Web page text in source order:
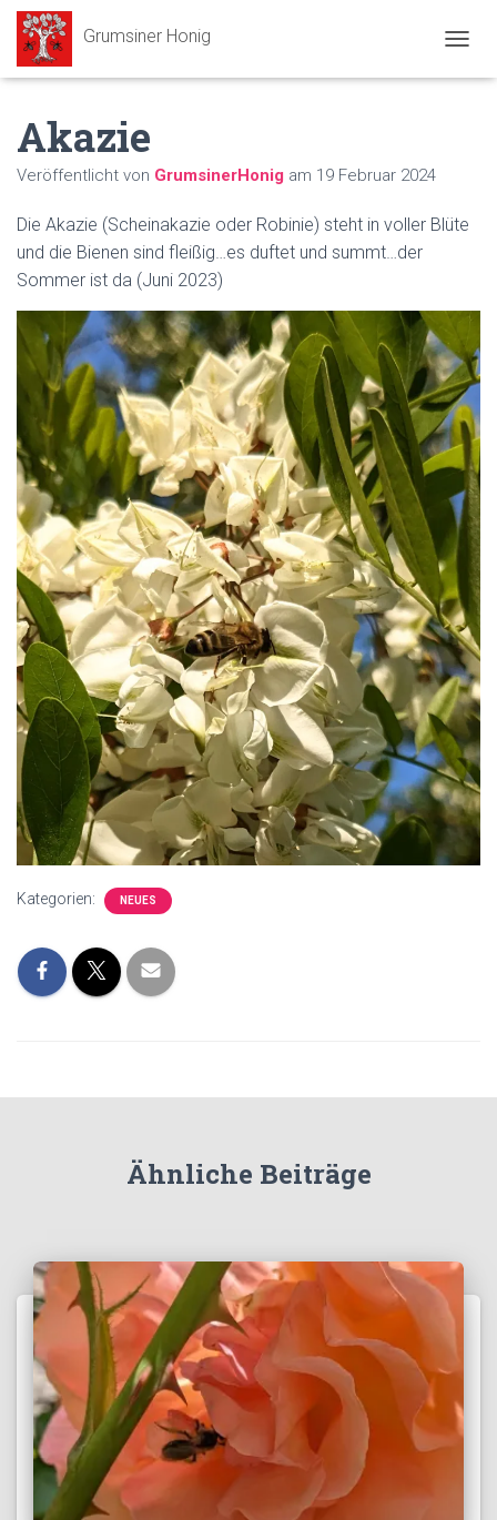
Grumsiner Honig
A
O
S
H
A
L
T
E
Akazie
Veröffentlicht von GrumsinerHonig am 19 Februar 2024
Die Akazie (Scheinakazie oder Robinie) steht in voller Blüte
und die Bienen sind fleißig…es duftet und summt…der
Sommer ist da (Juni 2023)
Kategorien: NEUES
Ähnliche Beiträge